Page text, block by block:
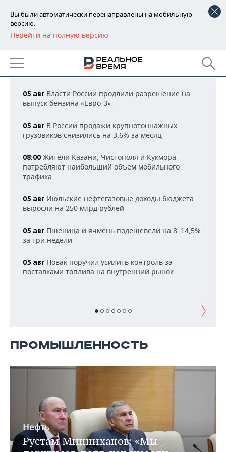
Вы были автоматически перенаправлены на мобильную
версию.
Перейти на полную версию
РЕГИОНЫ
БАШКОРТОСТАН
УДМУРТИЯ
НОВОСТИ
НОВОСТИ АНАЛИТИКИ
ДЕКЛАРАЦИИ О ДОХОДАХ
ВУЗЫ ТАТАРСТАНА
КОМУ ПРИНАДЛЕЖАТ
ТОРГОВЫЕ ЦЕНТРЫ
ТАТАРСТАНА
ЭКОНОМИКА
НОВОСТИ ЭКОНОМИКИ
БАНКИ
БЮДЖЕТ
ПРОМЫШЛЕННОСТЬ
ПРОМЫШЛЕННОСТИ
АГРОПРОМ
МАШИНОСТРОЕНИЕ
НЕФТЕХИМИЯ
ОПК
НЕДВИЖИМОСТЬ
НОВОСТИ НЕДВИЖИМОСТИ
АВТО
НОВОСТИ АВТО
БИЗНЕС
РОЗНИЧНАЯ ТОРГОВЛЯ
ТРАНСПОРТ
НОВОСТИ ТЕХНОЛОГИЙ
ТЕЛЕКОММУНИКАЦИИ
МЕРОПРИЯТИЯ
НОВОСТИ МЕРОПРИЯТИЙ
СПОРТ
КИБЕРСПОРТ
ФИГУРНОЕ КАТАНИЕ
НОВОСТИ ОБЩЕСТВА
КУЛЬТУРА
МЕДИЦИНА
СПИСОК КОМПАНИЙ
14:32 МСК Все новости
05 авг Власти России продлили разрешение на
выпуск бензина «Евро-3»
05 авг В России продажи крупнотоннажных
грузовиков снизились на 3,6% за месяц
08:00 Жители Казани, Чистополя и Кукмора
потребляют наибольший объем мобильного
трафика
05 авг Июльские нефтегазовые доходы бюджета
выросли на 250 млрд рублей
05 авг Пшеница и ячмень подешевели на 8–14,5%
за три недели
05 авг Новак поручил усилить контроль за
поставками топлива на внутренний рынок
ПРОМЫШЛЕННОСТЬ
Нефть
Рустам Минниханов: «Мы